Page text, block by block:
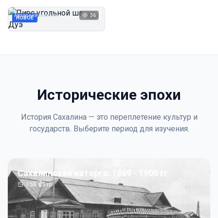
НОВОЕ 1923
Автор неизвестен 36
Исторические эпохи
История Сахалина — это переплетение культур и
государств. Выберите период для изучения.
Сахалинская каторга: 1869 - 1906 гг
156фото